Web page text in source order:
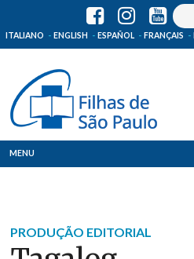
ITALIANO ENGLISH ESPAÑOL FRANÇAIS
MENU
Onde Estamos
PRODUÇÃO EDITORIAL